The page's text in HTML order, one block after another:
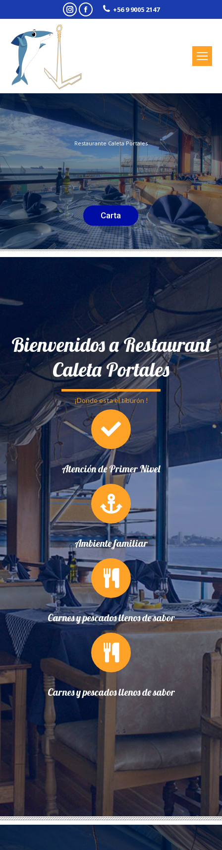
InstagramFacebook+56 9 9005 2147
Carta
Restaurante Caleta Portales
Bienvenidos a Restaurant
Caleta Portales
¡Donde esta el tiburón !
Atención de Primer Nivel
Ambiente familiar
Carnes y pescados llenos de sabor
Carnes y pescados llenos de sabor